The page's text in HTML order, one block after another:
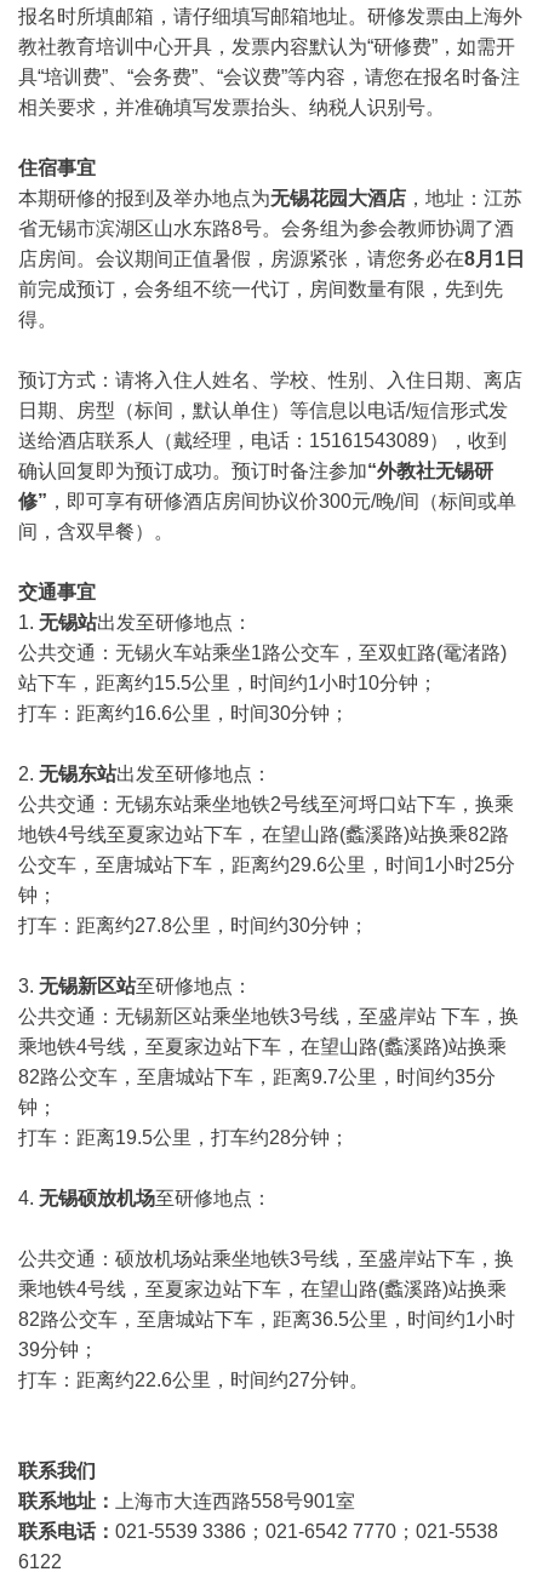
报名时所填邮箱，请仔细填写邮箱地址。研修发票由上海外
教社教育培训中心开具，发票内容默认为“研修费”，如需开
具“培训费”、“会务费”、“会议费”等内容，请您在报名时备注
相关要求，并准确填写发票抬头、纳税人识别号。
住宿事宜
本期研修的报到及举办地点为无锡花园大酒店 ，地址：江苏
省无锡市滨湖区山水东路8号。会务组为参会教师协调了酒
店房间。会议期间正值暑假，房源紧张，请您务必在8月1日
前完成预订，会务组不统一代订，房间数量有限，先到先
得。
预订方式：请将入住人姓名、学校、性别、入住日期、离店
日期、房型（标间，默认单住）等信息以电话/短信形式发
送给酒店联系人（戴经理，电话：15161543089），收到
确认回复即为预订成功。预订时备注参加“外教社无锡研
修” ，即可享有研修酒店房间协议价300元/晚/间（标间或单
间，含双早餐）。
交通事宜
1. 无锡站出发至研修地点：
公共交通：无锡火车站乘坐1路公交车，至双虹路(鼋渚路)
站下车，距离约15.5公里，时间约1小时10分钟；
打车：距离约16.6公里，时间30分钟；
2. 无锡东站出发至研修地点：
公共交通：无锡东站乘坐地铁2号线至河埒口站下车，换乘
地铁4号线至夏家边站下车，在望山路(蠡溪路)站换乘82路
公交车，至唐城站下车，距离约29.6公里，时间1小时25分
钟；
打车：距离约27.8公里，时间约30分钟；
3. 无锡新区站至研修地点：
公共交通：无锡新区站乘坐地铁3号线，至盛岸站 下车，换
乘地铁4号线，至夏家边站下车，在望山路(蠡溪路)站换乘
82路公交车，至唐城站下车，距离9.7公里，时间约35分
钟；
打车：距离19.5公里，打车约28分钟；
4. 无锡硕放机场至研修地点：
公共交通：硕放机场站乘坐地铁3号线，至盛岸站下车，换
乘地铁4号线，至夏家边站下车，在望山路(蠡溪路)站换乘
82路公交车，至唐城站下车，距离36.5公里，时间约1小时
39分钟；
打车：距离约22.6公里，时间约27分钟。
联系我们
联系地址：
上海市大连西路558号901室
联系电话： 021-5539 3386 ；021-6542 7770；021-5538
6122